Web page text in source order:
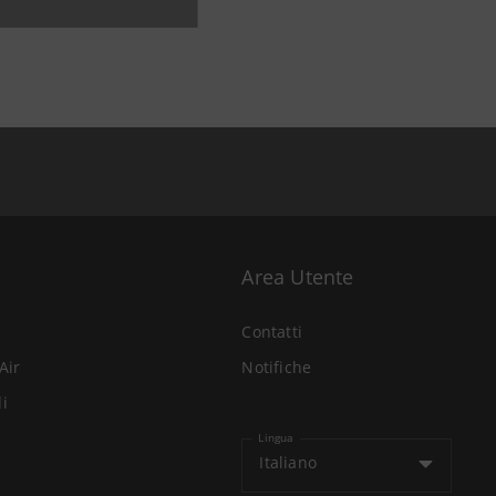
Area Utente
Contatti
Notifiche
Lingua
Italiano